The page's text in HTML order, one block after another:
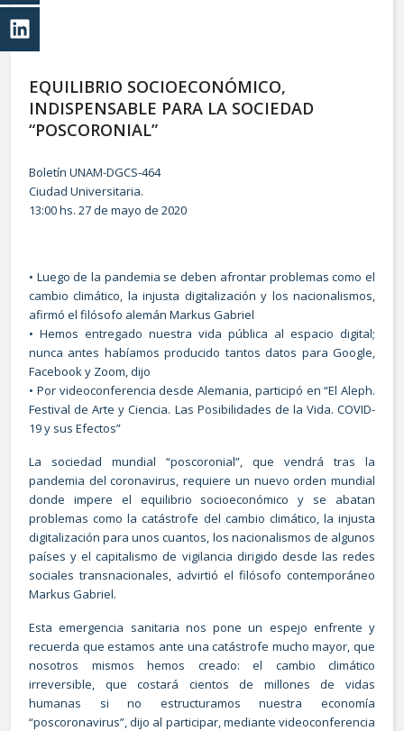
EQUILIBRIO SOCIOECONÓMICO,
INDISPENSABLE PARA LA SOCIEDAD
“POSCORONIAL”
Boletín UNAM-DGCS-464
Ciudad Universitaria.
13:00 hs. 27 de mayo de 2020
• Luego de la pandemia se deben afrontar problemas como el
cambio climático, la injusta digitalización y los nacionalismos,
afirmó el filósofo alemán Markus Gabriel
• Hemos entregado nuestra vida pública al espacio digital;
nunca antes habíamos producido tantos datos para Google,
Facebook y Zoom, dijo
• Por videoconferencia desde Alemania, participó en “El Aleph.
Festival de Arte y Ciencia. Las Posibilidades de la Vida. COVID-
19 y sus Efectos”
La sociedad mundial “poscoronial”, que vendrá tras la
pandemia del coronavirus, requiere un nuevo orden mundial
donde impere el equilibrio socioeconómico y se abatan
problemas como la catástrofe del cambio climático, la injusta
digitalización para unos cuantos, los nacionalismos de algunos
países y el capitalismo de vigilancia dirigido desde las redes
sociales transnacionales, advirtió el filósofo contemporáneo
Markus Gabriel.
Esta emergencia sanitaria nos pone un espejo enfrente y
recuerda que estamos ante una catástrofe mucho mayor, que
nosotros mismos hemos creado: el cambio climático
irreversible, que costará cientos de millones de vidas
humanas si no estructuramos nuestra economía
“poscoronavirus”, dijo al participar, mediante videoconferencia